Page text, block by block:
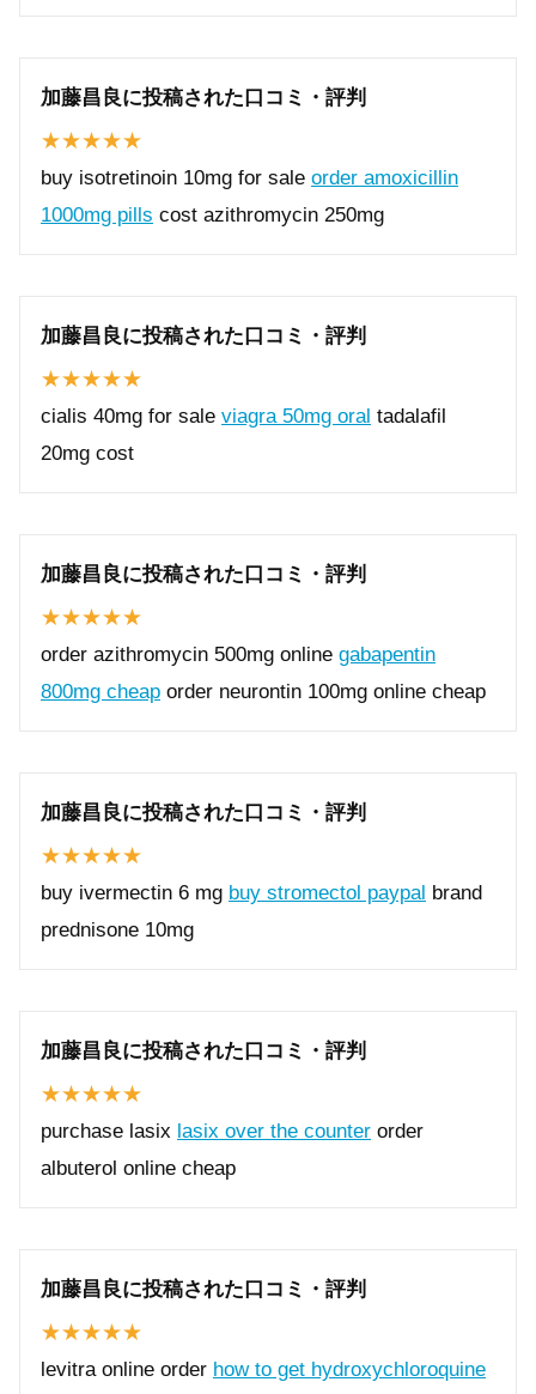
加藤昌良に投稿された口コミ・評判
buy isotretinoin 10mg for sale order amoxicillin
1000mg pills cost azithromycin 250mg
加藤昌良に投稿された口コミ・評判
cialis 40mg for sale viagra 50mg oral tadalafil
20mg cost
加藤昌良に投稿された口コミ・評判
order azithromycin 500mg online gabapentin
800mg cheap order neurontin 100mg online cheap
加藤昌良に投稿された口コミ・評判
buy ivermectin 6 mg buy stromectol paypal brand
prednisone 10mg
加藤昌良に投稿された口コミ・評判
purchase lasix lasix over the counter order
albuterol online cheap
加藤昌良に投稿された口コミ・評判
levitra online order how to get hydroxychloroquine